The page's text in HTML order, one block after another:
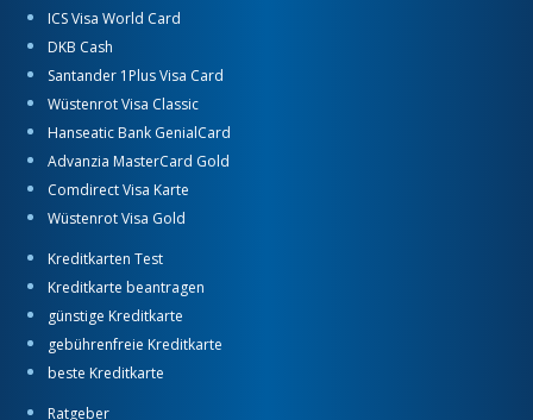
ICS Visa World Card
DKB Cash
Santander 1Plus Visa Card
Wüstenrot Visa Classic
Hanseatic Bank GenialCard
Advanzia MasterCard Gold
Comdirect Visa Karte
Wüstenrot Visa Gold
Kreditkarten Test
Kreditkarte beantragen
günstige Kreditkarte
gebührenfreie Kreditkarte
beste Kreditkarte
Ratgeber